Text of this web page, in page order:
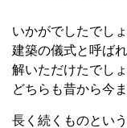
いかがでしたでしょ
建築の儀式と呼ば
解いただけたでしょ
どちらも昔から今
長く続くものとい